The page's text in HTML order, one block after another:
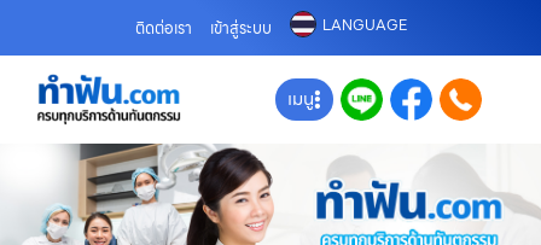
ติดต่อเรา เข้าสู่ระบบ LANGUAGE
เมนู